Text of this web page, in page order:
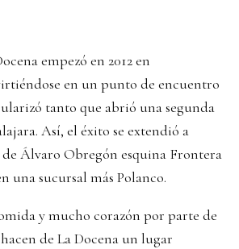
empezó en 2012 en
en un punto de encuentro
tanto que abrió una segunda
Así, el éxito se extendió a
Álvaro Obregón esquina Frontera
una sucursal más Polanco.
y mucho corazón por parte de
de La Docena un lugar